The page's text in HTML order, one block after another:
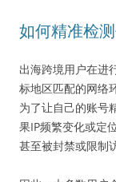
如何精准检
出海跨境用户在进
标地区匹配的网络
为了让自己的账号
果IP频繁变化或定
甚至被封禁或限制